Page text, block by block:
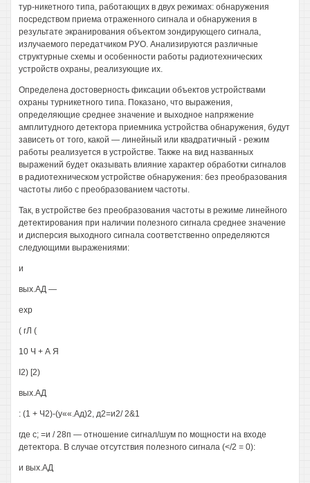
тур-никетного типа, работающих в двух режимах: обнаружения
посредством приема отраженного сигнала и обнаружения в
результате экранирования объектом зондирующего сигнала,
излучаемого передатчиком РУО. Анализируются различные
структурные схемы и особенности работы радиотехнических
устройств охраны, реализующие их.
Определена достоверность фиксации объектов устройствами
охраны турникетного типа. Показано, что выражения,
определяющие среднее значение и выходное напряжение
амплитудного детектора приемника устройства обнаружения, будут
зависеть от того, какой — линейный или квадратичный - режим
работы реализуется в устройстве. Также на вид названных
выражений будет оказывать влияние характер обработки сигналов
в радиотехническом устройстве обнаружения: без преобразования
частоты либо с преобразованием частоты.
Так, в устройстве без преобразования частоты в режиме линейного
детектирования при наличии полезного сигнала среднее значение
и дисперсия выходного сигнала соответственно определяются
следующими выражениями:
и
вых.АД —
ехр
( гЛ (
10 Ч + А Я
I2) [2)
вых.АД
: (1 + Ч2)-(у««.Ад)2, д2=и2/ 2&1
где с; =и / 28п — отношение сигнал/шум по мощности на входе
детектора. В случае отсутствия полезного сигнала (</2 = 0):
и вых.АД